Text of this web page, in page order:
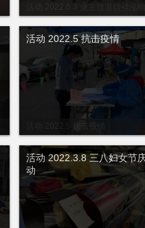
活动 2022.5 抗击疫情
活动 2022.5 抗击疫情
活动 2022.3.8 三八妇女节
动